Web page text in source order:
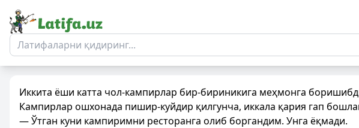
Иккита ёши катта чол-кампирлар бир-бириникига меҳмонга
Кампирлар ошхонада пишир-куйдир қилгунча, иккала қария гап
— Ўтган куни кампиримни ресторанга олиб боргандим. Унга ёқмади.